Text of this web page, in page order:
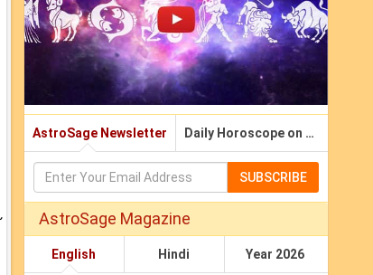
AstroSage Newsletter Daily Horoscope on Email
SUBSCRIBE
AstroSage Magazine
English Hindi Year 2026